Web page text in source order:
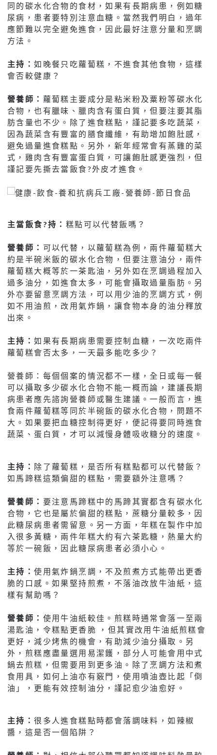
同的碳水化合物的食材，如果有長期病患，例如糖
尿病，患者要特別注意血糖。當然我們明白，過年
應節難以完全避免進食，因此最好注意分量和烹調
方法。
主持：如晚餐只吃蘿蔔糕，不進食其他食物，這樣
會否較健康？
營養師： 蘿蔔糕主要成分是粘米粉及粟粉等碳水化
合物，也有臘味、臘肉含有蛋白質，但要注要其脂
肪含量也不少。除了進食糕點，謹記要多吃蔬菜，
因為蔬菜含有豐富的膳食纖維，有助增加飽肚感，
避免過量進食糕點。另外，新年經常會有蒸雞的菜
式，雞肉含有豐富蛋白質，可讓飽肚感更強烈，但
謹記要先撕去當飯食?外皮才進食。
主當飯食?持： 糕點可以代替飯嗎？
營養師： 可以代替，以蘿蔔糕為例，兩件蘿蔔糕大
約是半碗米飯的碳水化合物，但要注意油分，兩件
蘿蔔糕大概等於一茶匙油，另外如在烹調過程加入
過多油分，如進食太多，可能會攝取過量脂肪。另
外亦要留意烹調方法，可以用少油的烹調方式，例
如不用油煎，改用氣炸鍋，讓食物本身的油分釋放
出來。
主持：如果有長期病患需要控制血糖，一次吃兩件
蘿蔔糕會否太多，一天最多能吃多少？
營養師：每個個案的情況都不一樣，全日或每一餐
可以攝取多少碳水化合物不能一概而論，建議長期
病患者應先諮詢營養師或醫生建議。一般而言，進
食兩件蘿蔔糕等同於半碗飯的碳水化合物，問題不
大。如果要把血糖控制得更好，便記得要同時進食
蔬菜、蛋白質，才可以減慢身體吸收糖分的速度。
主持： 除了蘿蔔糕，是否所有糕點都可以代替飯？
如馬蹄糕這類偏甜的糕點，需要額外注意嗎？
營養師： 要注意馬蹄糕中的馬蹄其實都含有碳水化
合物，它也是屬於偏甜的糕點，蔗糖分量較多，因
此糖尿病患者需留意。另一方面，年糕在製作中加
入很多黃糖，兩件年糕大約有六茶匙糖，熱量大約
等於一碗飯，因此糖尿病患者必須小心。
主持：使用氣炸鍋烹調，不及煎煮方式能帶出更香
脆的口感。如果堅持煎煮，不落油改放牛油紙，這
樣有幫助嗎？
營養師： 使用牛油紙較佳。煎糕時通常會落一至兩
湯匙油，令糕點更香脆 ，但其實改用牛油紙煎糕會
更好，減少烤焦的機會，有助減少油分攝取。另
外，煎糕應盡量選用易潔鑊，部分人可能會用中式
鍋去煎糕，但需要用到更多油。除了烹調方法和煮
食用具，如何上油亦有竅門，使用噴油壺比起「倒
油」，更能有效控制油分，謹記愈少油愈好。
主持：很多人進食糕點時都會落調味料，如辣椒
醬，這是否一個陷阱？